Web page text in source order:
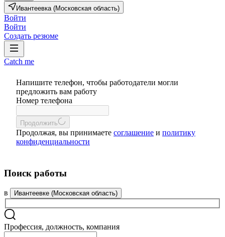
Ивантеевка (Московская область)
Войти
Войти
Создать резюме
Catch me
Напишите телефон, чтобы работодатели могли
предложить вам работу
Номер телефона
Продолжить
Продолжая, вы принимаете соглашение и политику
конфиденциальности
Поиск работы
в Ивантеевке (Московская область)
Профессия, должность, компания